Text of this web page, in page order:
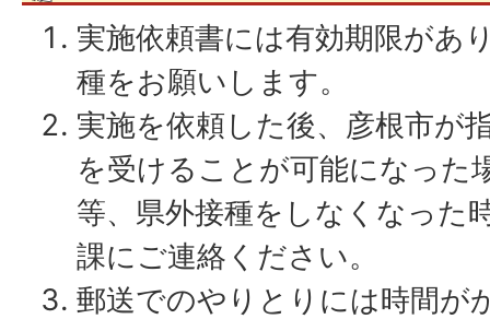
実施依頼書には有効期限があ
種をお願いします。
実施を依頼した後、彦根市が
を受けることが可能になった
等、県外接種をしなくなった
課にご連絡ください。
郵送でのやりとりには時間が